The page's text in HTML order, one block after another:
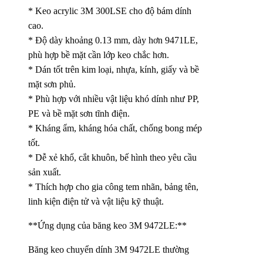
* Keo acrylic 3M 300LSE cho độ bám dính
cao.
* Độ dày khoảng 0.13 mm, dày hơn 9471LE,
phù hợp bề mặt cần lớp keo chắc hơn.
* Dán tốt trên kim loại, nhựa, kính, giấy và bề
mặt sơn phủ.
* Phù hợp với nhiều vật liệu khó dính như PP,
PE và bề mặt sơn tĩnh điện.
* Kháng ẩm, kháng hóa chất, chống bong mép
tốt.
* Dễ xẻ khổ, cắt khuôn, bế hình theo yêu cầu
sản xuất.
* Thích hợp cho gia công tem nhãn, bảng tên,
linh kiện điện tử và vật liệu kỹ thuật.
**Ứng dụng của băng keo 3M 9472LE:**
Băng keo chuyển dính 3M 9472LE thường